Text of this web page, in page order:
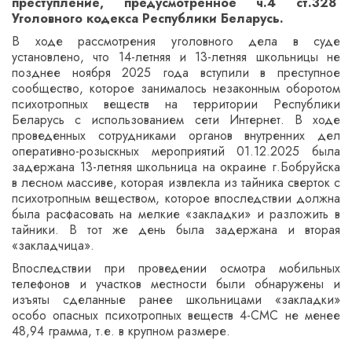
Уголовного кодекса Республики Беларусь.
В ходе рассмотрения уголовного дела в суде
установлено, что 14-летняя и 13-летняя школьницы не
позднее ноября 2025 года вступили в преступное
сообщество, которое занималось незаконным оборотом
психотропных веществ на территории Республики
Беларусь с использованием сети Интернет. В ходе
проведенных сотрудниками органов внутренних дел
оперативно-розыскных мероприятий 01.12.2025 была
задержана 13-летняя школьница на окраине г.Бобруйска
в лесном массиве, которая извлекла из тайника сверток с
психотропным веществом, которое впоследствии должна
была расфасовать на мелкие «закладки» и разложить в
тайники. В тот же день была задержана и вторая
«закладчица».
Впоследствии при проведении осмотра мобильных
телефонов и участков местности были обнаружены и
изъяты сделанные ранее школьницами «закладки»
особо опасных психотропных веществ 4-СМС не менее
48,94 грамма, т.е. в крупном размере.